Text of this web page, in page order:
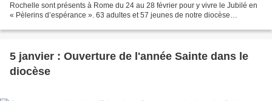
Rochelle sont présents à Rome du 24 au 28 février pour y vivre le Jubilé en
« Pèlerins d’espérance ». 63 adultes et 57 jeunes de notre diocèse
5 janvier : Ouverture de l'année Sainte dans le
diocèse